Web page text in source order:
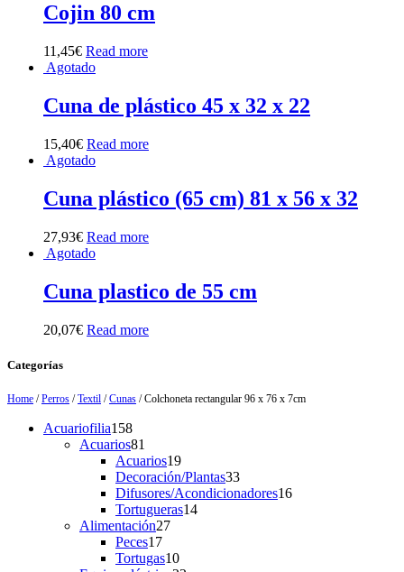
Cojin 80 cm
11,45€ Read more
Agotado
Cuna de plástico 45 x 32 x 22
15,40€ Read more
Agotado
Cuna plástico (65 cm) 81 x 56 x 32
27,93€ Read more
Agotado
Cuna plastico de 55 cm
20,07€ Read more
Categorías
Home /Perros /Textil /Cunas / Colchoneta rectangular 96 x 76 x 7cm
Acuariofilia158158
products
Acuarios81
products
Acuarios1919
products
Decoración/Plantas3333
products
Difusores/Acondicionadores1616
Tortugueras1414
Alimentación2727
Peces1717
products
Tortugas1010